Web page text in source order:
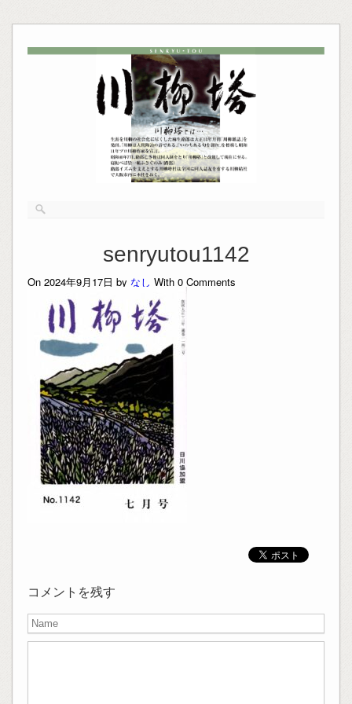
senryutou1142
On 2024年9月17日 by なし With 0Comments
コメントを残す